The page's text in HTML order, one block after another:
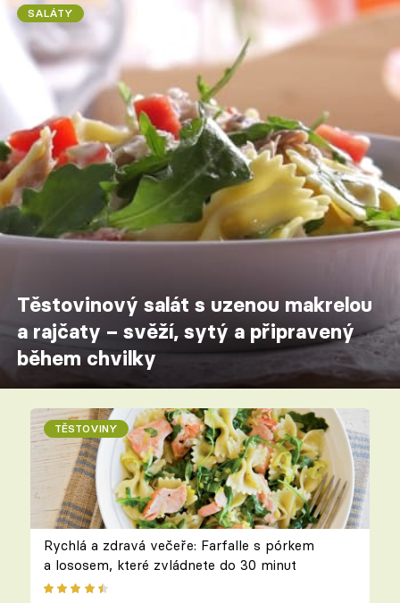
SALÁTY
Těstovinový salát s uzenou makrelou
a rajčaty – svěží, sytý a připravený
během chvilky
TĚSTOVINY
Rychlá a zdravá večeře: Farfalle s pórkem
a lososem, které zvládnete do 30 minut